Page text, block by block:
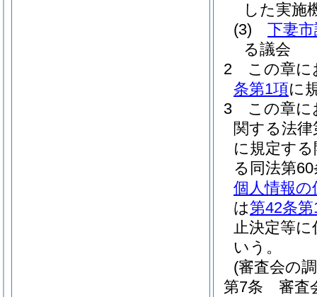
した実施
(3)
下妻
る議会
2
この章に
条第1項に
3
この章に
関する法
に規定す
る同法第
個人情報の
は第42条第
止決定等に
いう。
(審査会の
第7条
審査